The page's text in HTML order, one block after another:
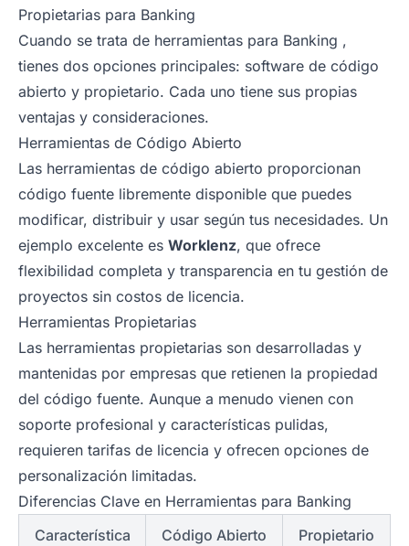
Propietarias para Banking
Cuando se trata de herramientas para Banking ,
tienes dos opciones principales: software de código
abierto y propietario. Cada uno tiene sus propias
ventajas y consideraciones.
Herramientas de Código Abierto
Las herramientas de código abierto proporcionan
código fuente libremente disponible que puedes
modificar, distribuir y usar según tus necesidades. Un
ejemplo excelente es Worklenz, que ofrece
flexibilidad completa y transparencia en tu gestión de
proyectos sin costos de licencia.
Herramientas Propietarias
Las herramientas propietarias son desarrolladas y
mantenidas por empresas que retienen la propiedad
del código fuente. Aunque a menudo vienen con
soporte profesional y características pulidas,
requieren tarifas de licencia y ofrecen opciones de
personalización limitadas.
Diferencias Clave en Herramientas para Banking
Característica
Código Abierto
Propietario